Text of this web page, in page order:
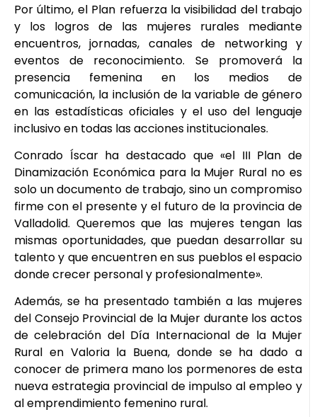
Por último, el Plan refuerza la visibilidad del trabajo
y los logros de las mujeres rurales mediante
encuentros, jornadas, canales de networking y
eventos de reconocimiento. Se promoverá la
presencia femenina en los medios de
comunicación, la inclusión de la variable de género
en las estadísticas oficiales y el uso del lenguaje
inclusivo en todas las acciones institucionales.
Conrado Íscar ha destacado que «el III Plan de
Dinamización Económica para la Mujer Rural no es
solo un documento de trabajo, sino un compromiso
firme con el presente y el futuro de la provincia de
Valladolid. Queremos que las mujeres tengan las
mismas oportunidades, que puedan desarrollar su
talento y que encuentren en sus pueblos el espacio
donde crecer personal y profesionalmente».
Además, se ha presentado también a las mujeres
del Consejo Provincial de la Mujer durante los actos
de celebración del Día Internacional de la Mujer
Rural en Valoria la Buena, donde se ha dado a
conocer de primera mano los pormenores de esta
nueva estrategia provincial de impulso al empleo y
al emprendimiento femenino rural.